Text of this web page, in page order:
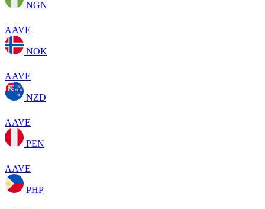
NGN
AAVE
NOK
AAVE
NZD
AAVE
PEN
AAVE
PHP